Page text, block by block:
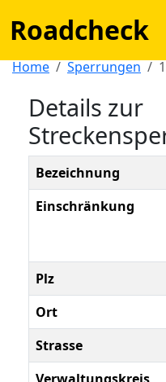
Roadcheck
Home Sperrungen
Details zur
Bezeichnung
Einschränkung
Plz
Ort
Strasse